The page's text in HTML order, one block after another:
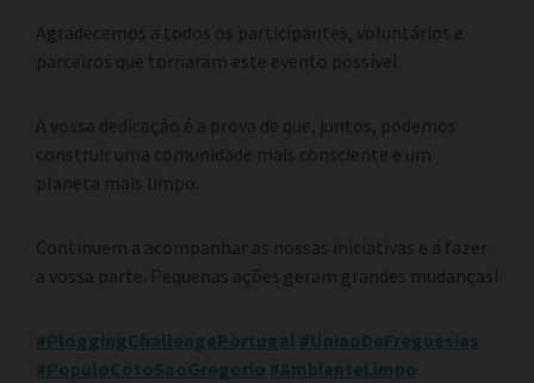
Agradecemos a todos os participantes, voluntários e
parceiros que tornaram este evento possível.
A vossa dedicação é a prova de que, juntos, podemos
construir uma comunidade mais consciente e um
planeta mais limpo.
Continuem a acompanhar as nossas iniciativas e a fazer
a vossa parte. Pequenas ações geram grandes mudanças!
#PloggingChallengePortugal #UniaoDeFreguesias
#PopuloCotoSaoGregorio #AmbienteLimpo